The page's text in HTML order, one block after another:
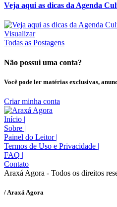
Veja aqui as dicas da Agenda
Visualizar
Todas as Postagens
Não possui uma conta?
Você pode ler matérias exclusivas,
Criar minha conta
Início |
Sobre |
Painel do Leitor |
Termos de Uso e Privacidade |
FAQ |
Contato
Araxá Agora - Todos os direitos
/ Araxá Agora